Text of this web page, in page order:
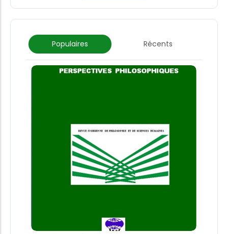
Populaires Récents
7. Fondement et enjeux de l’athéisme